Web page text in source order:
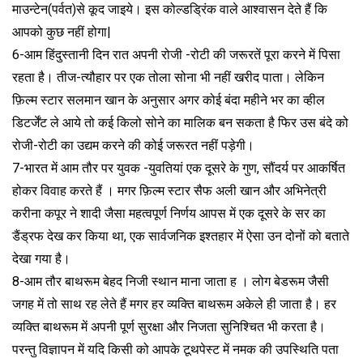
माउन्टेन(पर्वत)से कूद जाइये। इस कोल्डड्रिंक वाले आश्वासन देते हैं कि
आपको कुछ नहीं होगा|
6-आम हिंदुस्तानी दिन रात अपनी रोजी -रोटी की जरूरतें पूरा करने में पिसा
रहता है। तीज-त्यौहार पर एक तोला सोना भी नहीं खरीद पाता। लेकिन
फ़िल्म स्टार सलमान खान के अनुसार अगर कोई बंदा महीने भर का व्हील
डिटर्जेंट ले आये तो कई किलो सोने का मालिक बन सकता है फिर उस बंदे को
रोजी-रोटी का उद्यम करने की कोई जरूरत नहीं पड़ेगी।
7-भारत में आम तौर पर युवक -युवतियां एक दूसरे के गुण, सौंदर्य पर आकर्षित
होकर विवाह करते हैं । मगर फ़िल्म स्टार सैफ अली खान और अभिनेत्री
करीना कपूर ने शादी जैसा महत्वपूर्ण निर्णय आपस में एक दूसरे के सर का
डैंड्रफ देख कर किया था, एक सार्वजनिक इश्तहार में ऐसा उन दोनों को बताते
देखा गया है।
8-आम तौर बाथरूम बेहद निजी स्थान माना जाता ह । लोग बेडरूम जैसी
जगह में तो साथ रह लेते हैं मगर हर व्यक्ति बाथरूम अकेले ही जाता है। हर
व्यक्ति बाथरूम में अपनी पूर्ण सुरक्षा और निजता सुनिश्चित भी करता है।
परन्तु विज्ञापन में यदि किसी को आपके टूथपेस्ट में नमक की उपस्थिति पता